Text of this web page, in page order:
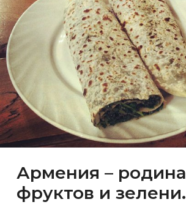
Армения – родина
фруктов и зелени.